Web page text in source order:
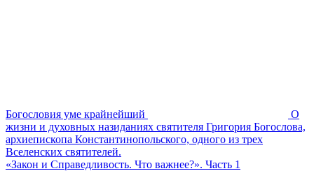
Богословия уме крайнейший
О
жизни и духовных назиданиях святителя Григория Богослова,
архиепископа Константинопольского, одного из трех
Вселенских святителей.
«Закон и Справедливость. Что важнее?». Часть 1